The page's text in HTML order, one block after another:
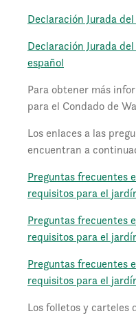
Declaración Jurada
Declaración Jurada
español
Para obtener más
para el Condado de
Los enlaces a las
encuentran a
Preguntas frecuentes
requisitos para el
Preguntas frecuentes
requisitos para el
Preguntas frecuentes
requisitos para el
Los folletos y carteles